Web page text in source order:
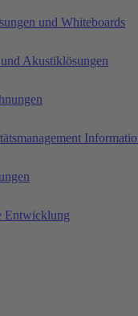
und Whiteboards
Akustiklösungen
Entwicklung